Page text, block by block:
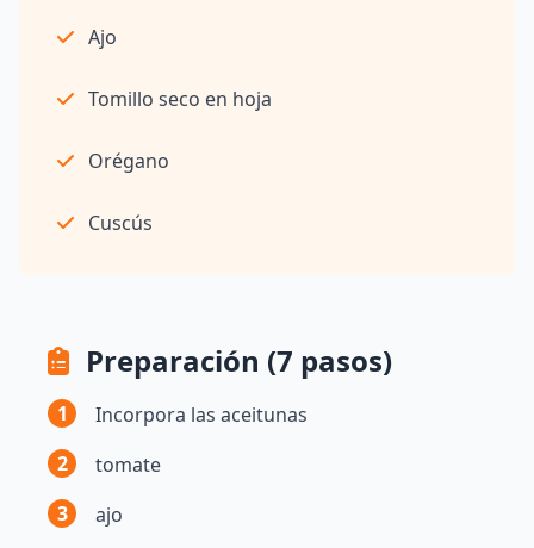
Ajo
Tomillo seco en hoja
Orégano
Cuscús
Preparación (7 pasos)
1
Incorpora las aceitunas
2
tomate
3
ajo